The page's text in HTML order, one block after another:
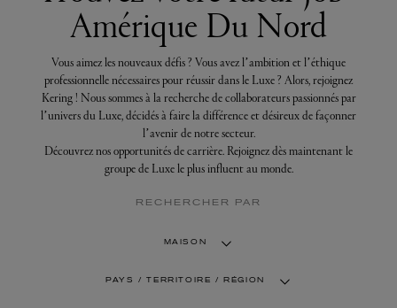
TALENT
DÉV. DURABLE
FINANCE
PRESSE
Amérique Du Nord
Vous aimez les nouveaux défis ? Vous avez l’ambition et l’éthique
professionnelle nécessaires pour réussir dans le Luxe ? Alors, rejoignez
Kering ! Nous sommes à la recherche de collaborateurs passionnés par
l’univers du Luxe, décidés à faire la différence et désireux de façonner
l’avenir de notre secteur.
Découvrez nos opportunités de carrière. Rejoignez dès maintenant le
groupe de Luxe le plus influent au monde.
RECHERCHER PAR
MAISON
PAYS / TERRITOIRE / RÉGION